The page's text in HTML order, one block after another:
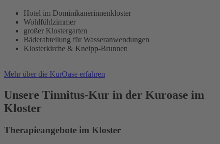
Hotel im Dominikanerinnenkloster
Wohlfühlzimmer
großer Klostergarten
Bäderabteilung für Wasseranwendungen
Klosterkirche & Kneipp-Brunnen
Mehr über die KurOase erfahren
Unsere Tinnitus-Kur in der Kuroase im
Kloster
Therapieangebote im Kloster